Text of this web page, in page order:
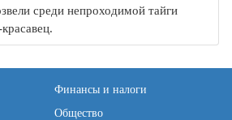
среди непроходимой тайги
Финансы и налоги
Общество